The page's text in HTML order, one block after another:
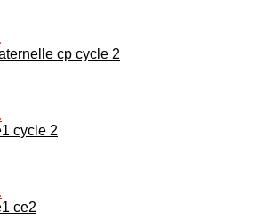
cp cycle 2
cycle 2
ce2